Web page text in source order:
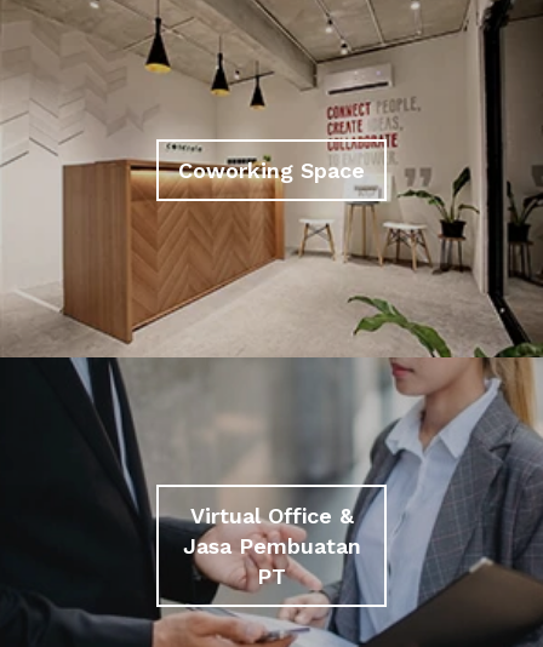
Coworking Space
Virtual Office &
Jasa Pembuatan
PT